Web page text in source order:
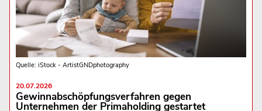
Quelle: iStock - ArtistGNDphotography
20.07.2026
Gewinnabschöpfungsverfahren gegen
Unternehmen der Primaholding gestartet